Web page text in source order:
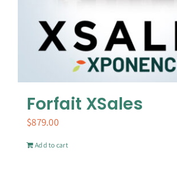
Forfait XSales
$879.00
Add to cart